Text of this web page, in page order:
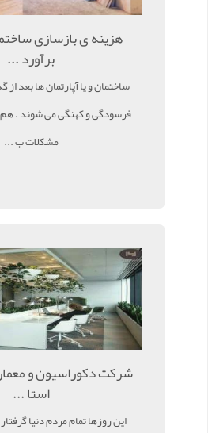
هزینه ی بازسازی
برآورد ...
ساختمان و یا آپارتمان ها بعد
فرسودگی و کهنگی می شوند .
مشکلات ب ...
شرکت دکوراسیون و
استا ...
این روزها تمام مردم دنیا